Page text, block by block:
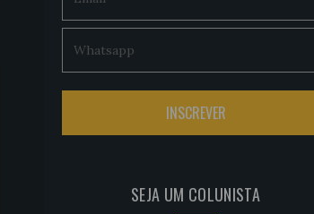
SEJA UM COLUNISTA